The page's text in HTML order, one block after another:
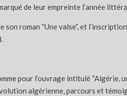
de leur empreinte l’année
roman “Une valse”, et l’inscription
pour l’ouvrage intitulé “Algérie,
algérienne, parcours et